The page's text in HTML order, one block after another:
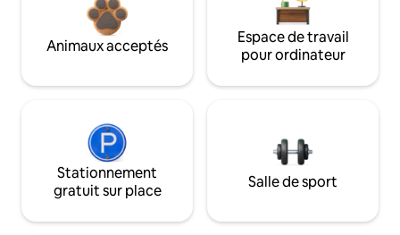
Animaux acceptés
Espace de travail
pour ordinateur
Stationnement
gratuit sur place
Salle de sport